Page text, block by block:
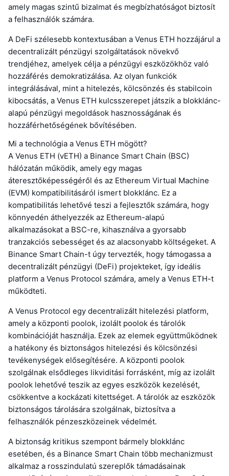
amely magas szintű bizalmat és megbízhatóságot biztosít
a felhasználók számára.
A DeFi szélesebb kontextusában a Venus ETH hozzájárul a
decentralizált pénzügyi szolgáltatások növekvő
trendjéhez, amelyek célja a pénzügyi eszközökhöz való
hozzáférés demokratizálása. Az olyan funkciók
integrálásával, mint a hitelezés, kölcsönzés és stabilcoin
kibocsátás, a Venus ETH kulcsszerepet játszik a blokklánc-
alapú pénzügyi megoldások hasznosságának és
hozzáférhetőségének bővítésében.
Mi a technológia a Venus ETH mögött?
A Venus ETH (vETH) a Binance Smart Chain (BSC)
hálózatán működik, amely egy magas
áteresztőképességéről és az Ethereum Virtual Machine
(EVM) kompatibilitásáról ismert blokklánc. Ez a
kompatibilitás lehetővé teszi a fejlesztők számára, hogy
könnyedén áthelyezzék az Ethereum-alapú
alkalmazásokat a BSC-re, kihasználva a gyorsabb
tranzakciós sebességet és az alacsonyabb költségeket. A
Binance Smart Chain-t úgy tervezték, hogy támogassa a
decentralizált pénzügyi (DeFi) projekteket, így ideális
platform a Venus Protocol számára, amely a Venus ETH-t
működteti.
A Venus Protocol egy decentralizált hitelezési platform,
amely a központi poolok, izolált poolok és tárolók
kombinációját használja. Ezek az elemek együttműködnek
a hatékony és biztonságos hitelezési és kölcsönzési
tevékenységek elősegítésére. A központi poolok
szolgálnak elsődleges likviditási forrásként, míg az izolált
poolok lehetővé teszik az egyes eszközök kezelését,
csökkentve a kockázati kitettséget. A tárolók az eszközök
biztonságos tárolására szolgálnak, biztosítva a
felhasználók pénzeszközeinek védelmét.
A biztonság kritikus szempont bármely blokklánc
esetében, és a Binance Smart Chain több mechanizmust
alkalmaz a rosszindulatú szereplők támadásainak